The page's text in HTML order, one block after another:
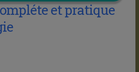
et pratique